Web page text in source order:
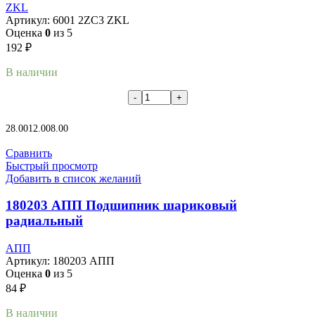
ZKL
Артикул: 6001 2ZC3 ZKL
Оценка 0 из 5
192 ₽
В наличии
28.0012.008.00
Сравнить
Быстрый просмотр
Добавить в список желаний
180203 АПП Подшипник шариковый
радиальный
АПП
Артикул: 180203 АПП
Оценка 0 из 5
84 ₽
В наличии